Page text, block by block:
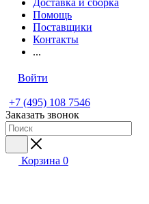
Доставка и сборка
Помощь
Поставщики
Контакты
...
Войти
+7 (495) 108 7546
Заказать звонок
Корзина 0